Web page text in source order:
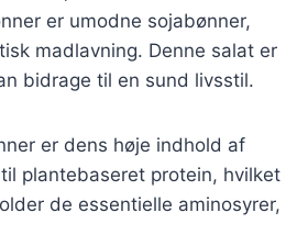
er umodne sojabønner,
madlavning. Denne salat er
bidrage til en sund livsstil.
er dens høje indhold af
plantebaseret protein, hvilket
de essentielle aminosyrer,